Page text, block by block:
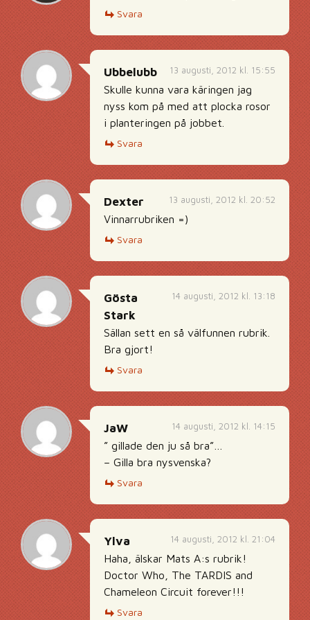
Svara
13 augusti, 2012 kl. 15:55
Ubbelubb
Skulle kunna vara käringen jag
nyss kom på med att plocka rosor
i planteringen på jobbet.
Svara
13 augusti, 2012 kl. 20:52
Dexter
Vinnarrubriken =)
Svara
14 augusti, 2012 kl. 13:18
Gösta
Stark
Sällan sett en så välfunnen rubrik.
Bra gjort!
Svara
14 augusti, 2012 kl. 14:15
JaW
” gillade den ju så bra”…
– Gilla bra nysvenska?
Svara
14 augusti, 2012 kl. 21:04
Ylva
Haha, älskar Mats A:s rubrik!
Doctor Who, The TARDIS and
Chameleon Circuit forever!!!
Svara